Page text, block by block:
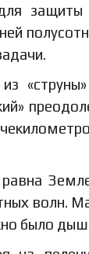
защиты
волн.
было